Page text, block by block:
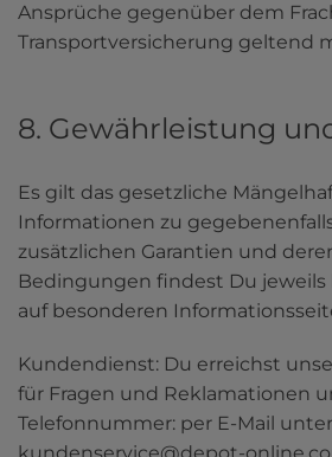
Ansprüche gegenüber dem
Transportversicherung geltend
8. Gewährleistung
Es gilt das gesetzliche
Informationen zu
zusätzlichen Garantien und
Bedingungen findest Du
auf besonderen
Kundendienst: Du erreichst
für Fragen und Reklamationen
Telefonnummer: per E-Mail unter